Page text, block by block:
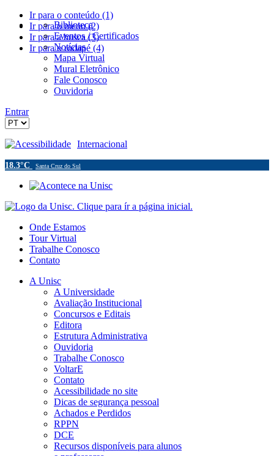
Ir para o conteúdo (1)
Ir para o menu (2)
Ir para a busca (3)
Ir para o rodapé (4)
Biblioteca
Eventos / Certificados
Notícias
Mapa Virtual
Mural Eletrônico
Fale Conosco
Ouvidoria
Entrar
Acessibilidade Internacional
18.3°C Santa Cruz do Sul
Onde Estamos
Tour Virtual
Trabalhe Conosco
Contato
A Unisc
A Universidade
Avaliação Institucional
Concursos e Editais
Editora
Estrutura Administrativa
Ouvidoria
Trabalhe Conosco
VoltarE
Contato
Acessibilidade no site
Dicas de segurança pessoal
Achados e Perdidos
RPPN
DCE
Recursos disponíveis para alunos